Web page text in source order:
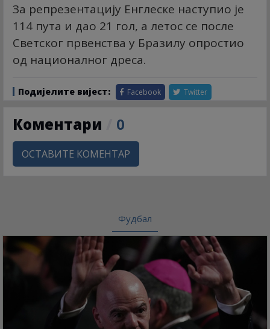
За репрезентацију Енглеске наступио је
114 пута и дао 21 гол, а летос се после
Светског првенства у Бразилу опростио
од националног дреса.
Подијелите вијест: Facebook Twitter
Коментари 0
ОСТАВИТЕ КОМЕНТАР
Фудбал